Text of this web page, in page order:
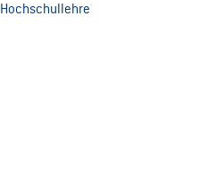
Hochschullehre